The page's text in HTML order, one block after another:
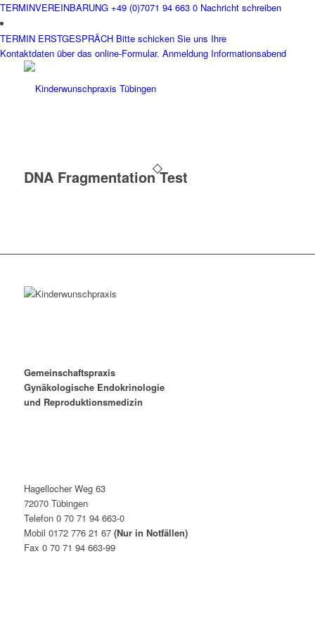
TERMINVEREINBARUNG +49 (0)7071 94 663 0 Nachricht schreiben
TERMIN ERSTGESPRÄCH Bitte schicken Sie uns Ihre
Kontaktdaten über das online-Formular. Anmeldung Informationsabend
DNA Fragmentation Test
Gemeinschaftspraxis
Gynäkologische Endokrinologie
und Reproduktionsmedizin
Hagellocher Weg 63
72070 Tübingen
Telefon 0 70 71 94 663-0
Mobil 0172 776 21 67 (Nur in Notfällen)
Fax 0 70 71 94 663-99